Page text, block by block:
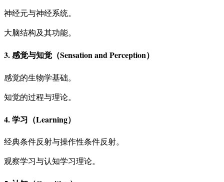
神经元与神经系统。
大脑结构及其功能。
3. 感觉与知觉（Sensation and Perception）
感觉的生物学基础。
知觉的过程与理论。
4. 学习（Learning）
经典条件反射与操作性条件反射。
观察学习与认知学习理论。